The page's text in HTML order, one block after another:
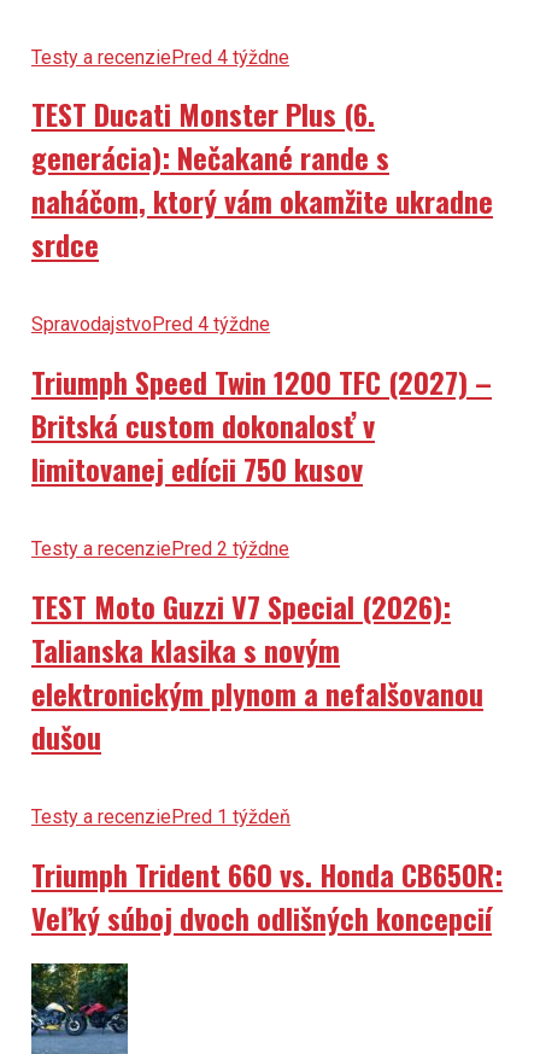
Testy a recenziePred 4 týždne
TEST Ducati Monster Plus (6.
generácia): Nečakané rande s
naháčom, ktorý vám okamžite ukradne
srdce
SpravodajstvoPred 4 týždne
Triumph Speed Twin 1200 TFC (2027) –
Britská custom dokonalosť v
limitovanej edícii 750 kusov
Testy a recenziePred 2 týždne
TEST Moto Guzzi V7 Special (2026):
Talianska klasika s novým
elektronickým plynom a nefalšovanou
dušou
Testy a recenziePred 1 týždeň
Triumph Trident 660 vs. Honda CB650R:
Veľký súboj dvoch odlišných koncepcií